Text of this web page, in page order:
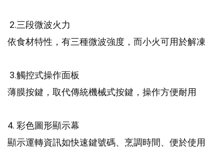
2.三段微波火力
依食材特性，有三種微波強度，而小火可用於解凍
3.觸控式操作面板
薄膜按鍵，取代傳統機械式按鍵，操作方便耐用
4. 彩色圖形顯示幕
顯示運轉資訊如快速鍵號碼、烹調時間、便於使用